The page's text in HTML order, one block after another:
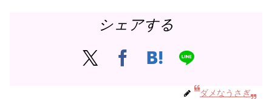
シェアする
ダメなうさぎ